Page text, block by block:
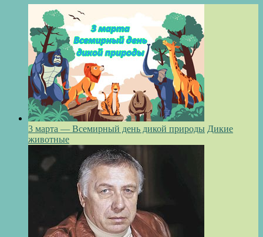
3 марта — Всемирный день дикой природы Дикие
животные